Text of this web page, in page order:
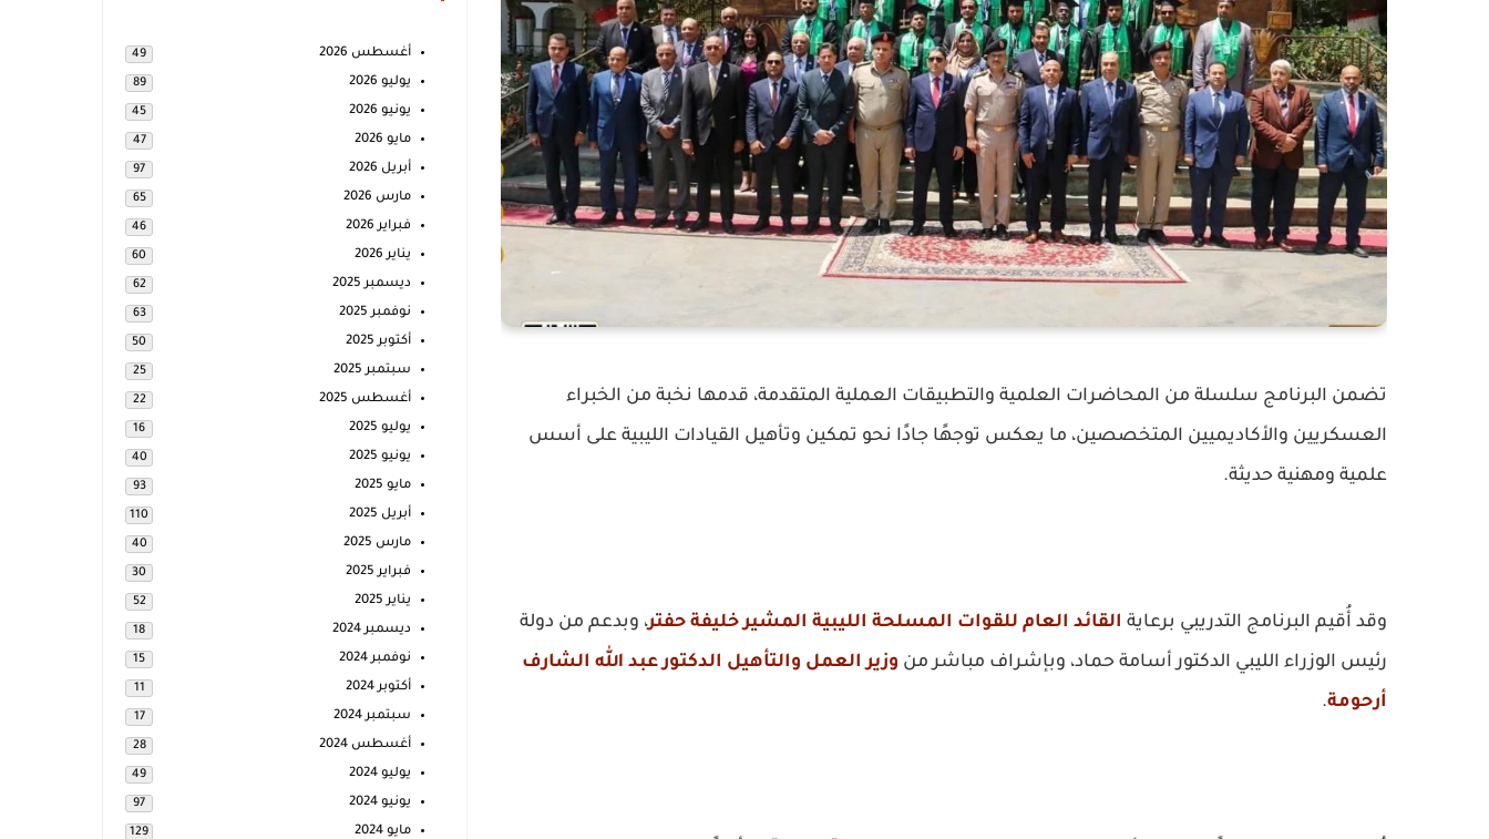
تضمن البرنامج سلسلة من المحاضرات العلمية والتطبيقات العملية المتقدمة، قدمها نخبة من الخبراء
العسكريين والأكاديميين المتخصصين، ما يعكس توجهًا جادًا نحو تمكين وتأهيل القيادات الليبية على أسس
علمية ومهنية حديثة.
وقد أُقيم البرنامج التدريبي برعاية القائد العام للقوات المسلحة الليبية المشير خليفة حفتر، وبدعم من دولة
رئيس الوزراء الليبي الدكتور أسامة حماد، وبإشراف مباشر من وزير العمل والتأهيل الدكتور عبد الله الشارف
أرحومة.
أغسطس 2026 49
يوليو 2026 89
يونيو 2026 45
مايو 2026 47
أبريل 2026 97
مارس 2026 65
فبراير 2026 46
يناير 2026 60
ديسمبر 2025 62
نوفمبر 2025 63
أكتوبر 2025 50
سبتمبر 2025 25
أغسطس 2025 22
يوليو 2025 16
يونيو 2025 40
مايو 2025 93
أبريل 2025 110
مارس 2025 40
فبراير 2025 30
يناير 2025 52
ديسمبر 2024 18
نوفمبر 2024 15
أكتوبر 2024 11
سبتمبر 2024 17
أغسطس 2024 28
يوليو 2024 49
يونيو 2024 97
مايو 2024 129